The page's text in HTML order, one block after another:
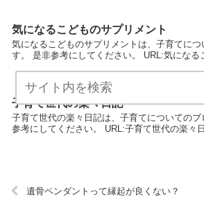
気になるこどものサプリメント
気になるこどものサプリメントは、子育てに
す。 是非参考にしてください。 URL:気になる
子育て世代の楽々日記
子育て世代の楽々日記は、子育てについての
参考にしてください。 URL:子育て世代の楽々
遺骨ペンダントって縁起が良くない？